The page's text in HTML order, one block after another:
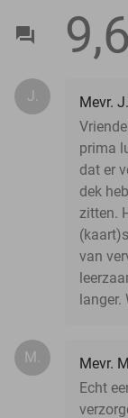
9,6
J.
Mevr.
prima
dat er
dek
zitten.
van
langer.
M.
Mevr.
Echt